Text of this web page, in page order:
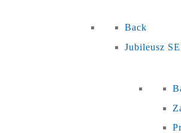
Back
Jubileusz